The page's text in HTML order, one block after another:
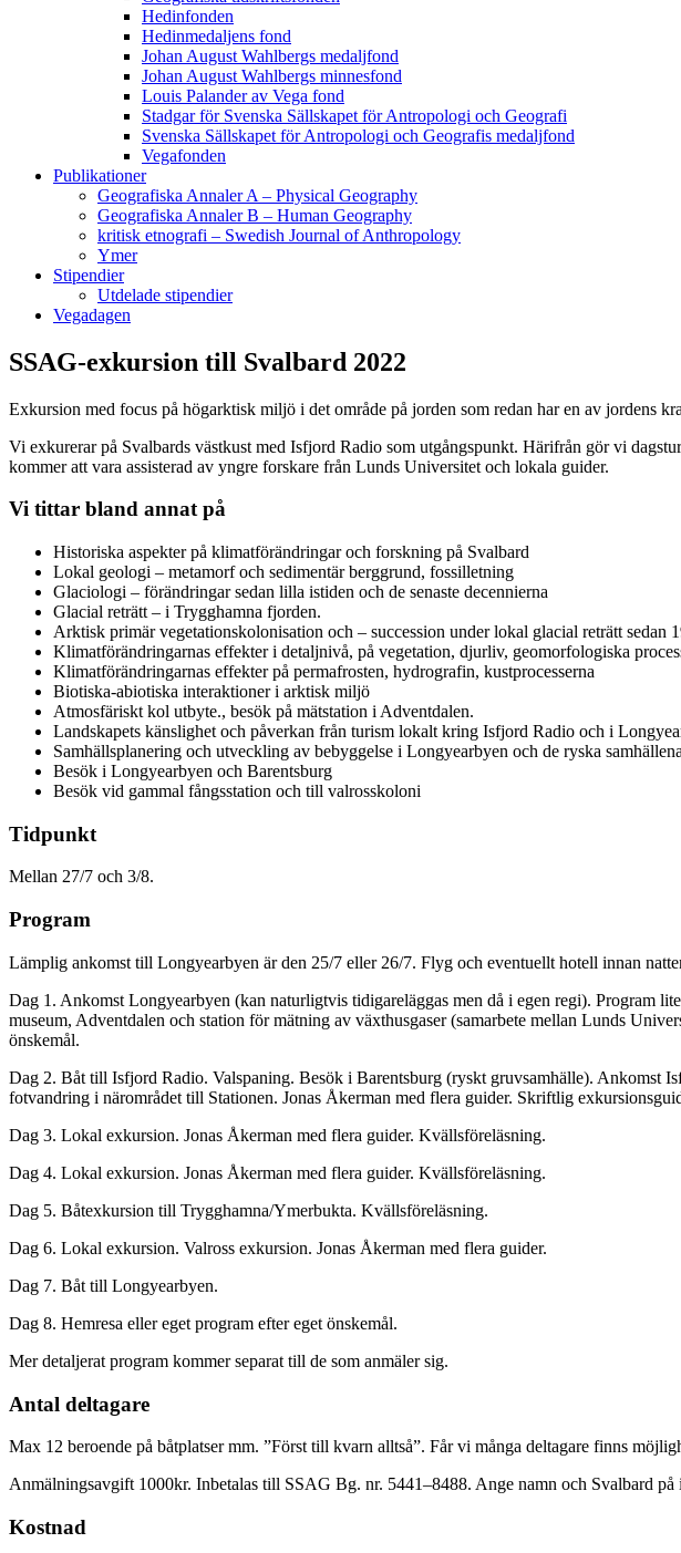
Hedinfonden
Hedinmedaljens fond
Johan August Wahlbergs medaljfond
Johan August Wahlbergs minnesfond
Louis Palander av Vega fond
Stadgar för Svenska Sällskapet för Antropologi och Geografi
Svenska Sällskapet för Antropologi och Geografis medaljfond
Vegafonden
Publikationer
Geografiska Annaler A – Physical Geography
Geografiska Annaler B – Human Geography
kritisk etnografi – Swedish Journal of Anthropology
Ymer
Stipendier
Utdelade stipendier
Vegadagen
SSAG-exkursion till Svalbard 2022
Exkursion med focus på högarktisk miljö i det område på jorden som redan har en av jordens
Vi exkurerar på Svalbards västkust med Isfjord Radio som utgångspunkt. Härifrån gör vi
kommer att vara assisterad av yngre forskare från Lunds Universitet och lokala guider.
Vi tittar bland annat på
Historiska aspekter på klimatförändringar och forskning på Svalbard
Lokal geologi – metamorf och sedimentär berggrund, fossilletning
Glaciologi – förändringar sedan lilla istiden och de senaste decennierna
Glacial reträtt – i Trygghamna fjorden.
Arktisk primär vegetationskolonisation och – succession under lokal glacial reträtt sedan
Klimatförändringarnas effekter i detaljnivå, på vegetation, djurliv, geomorfologiska
Klimatförändringarnas effekter på permafrosten, hydrografin, kustprocesserna
Biotiska-abiotiska interaktioner i arktisk miljö
Atmosfäriskt kol utbyte., besök på mätstation i Adventdalen.
Landskapets känslighet och påverkan från turism lokalt kring Isfjord Radio och i
Samhällsplanering och utveckling av bebyggelse i Longyearbyen och de ryska
Besök i Longyearbyen och Barentsburg
Besök vid gammal fångsstation och till valrosskoloni
Tidpunkt
Mellan 27/7 och 3/8.
Program
Lämplig ankomst till Longyearbyen är den 25/7 eller 26/7. Flyg och eventuellt hotell innan
Dag 1. Ankomst Longyearbyen (kan naturligtvis tidigareläggas men då i egen regi). Program
museum, Adventdalen och station för mätning av växthusgaser (samarbete mellan Lunds
önskemål.
Dag 2. Båt till Isfjord Radio. Valspaning. Besök i Barentsburg (ryskt gruvsamhälle). Ankomst
fotvandring i närområdet till Stationen. Jonas Åkerman med flera guider. Skriftlig
Dag 3. Lokal exkursion. Jonas Åkerman med flera guider. Kvällsföreläsning.
Dag 4. Lokal exkursion. Jonas Åkerman med flera guider. Kvällsföreläsning.
Dag 5. Båtexkursion till Trygghamna/Ymerbukta. Kvällsföreläsning.
Dag 6. Lokal exkursion. Valross exkursion. Jonas Åkerman med flera guider.
Dag 7. Båt till Longyearbyen.
Dag 8. Hemresa eller eget program efter eget önskemål.
Mer detaljerat program kommer separat till de som anmäler sig.
Antal deltagare
Max 12 beroende på båtplatser mm. ”Först till kvarn alltså”. Får vi många deltagare finns
Anmälningsavgift 1000kr. Inbetalas till SSAG Bg. nr. 5441–8488. Ange namn och Svalbard på
Kostnad